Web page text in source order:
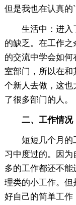
但是我也在认真的`
生活中：进入了
的缺乏。在工作
的交流中学会如
室部门，所以在
个新人去做，这也
了很多部门的人。
二、工作情况
短短几个月的工
习中度过的。因
多的工作都还不
理类的小工作。但
好自己的简单工